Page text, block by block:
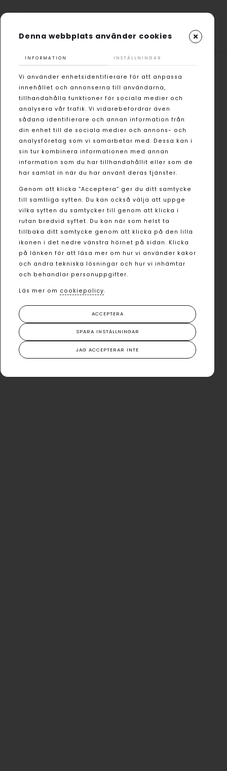
Denna webbplats använder cookies
INFORMATION INSTÄLLNINGAR
Vi använder enhetsidentifierare för att anpassa
innehållet och annonserna till användarna,
tillhandahålla funktioner för sociala medier och
analysera vår trafik. Vi vidarebefordrar även
sådana identifierare och annan information från
din enhet till de sociala medier och annons- och
analysföretag som vi samarbetar med. Dessa kan i
sin tur kombinera informationen med annan
information som du har tillhandahållit eller som de
har samlat in när du har använt deras tjänster.
Genom att klicka ”Acceptera” ger du ditt samtycke
till samtliga syften. Du kan också välja att uppge
vilka syften du samtycker till genom att klicka i
rutan bredvid syftet. Du kan när som helst ta
tillbaka ditt samtycke genom att klicka på den lilla
ikonen i det nedre vänstra hörnet på sidan. Klicka
på länken för att läsa mer om hur vi använder kakor
och andra tekniska lösningar och hur vi inhämtar
och behandlar personuppgifter.
Läs mer om cookiepolicy.
JAG ACCEPTERAR INTE
SPARA INSTÄLLNINGAR
ACCEPTERA